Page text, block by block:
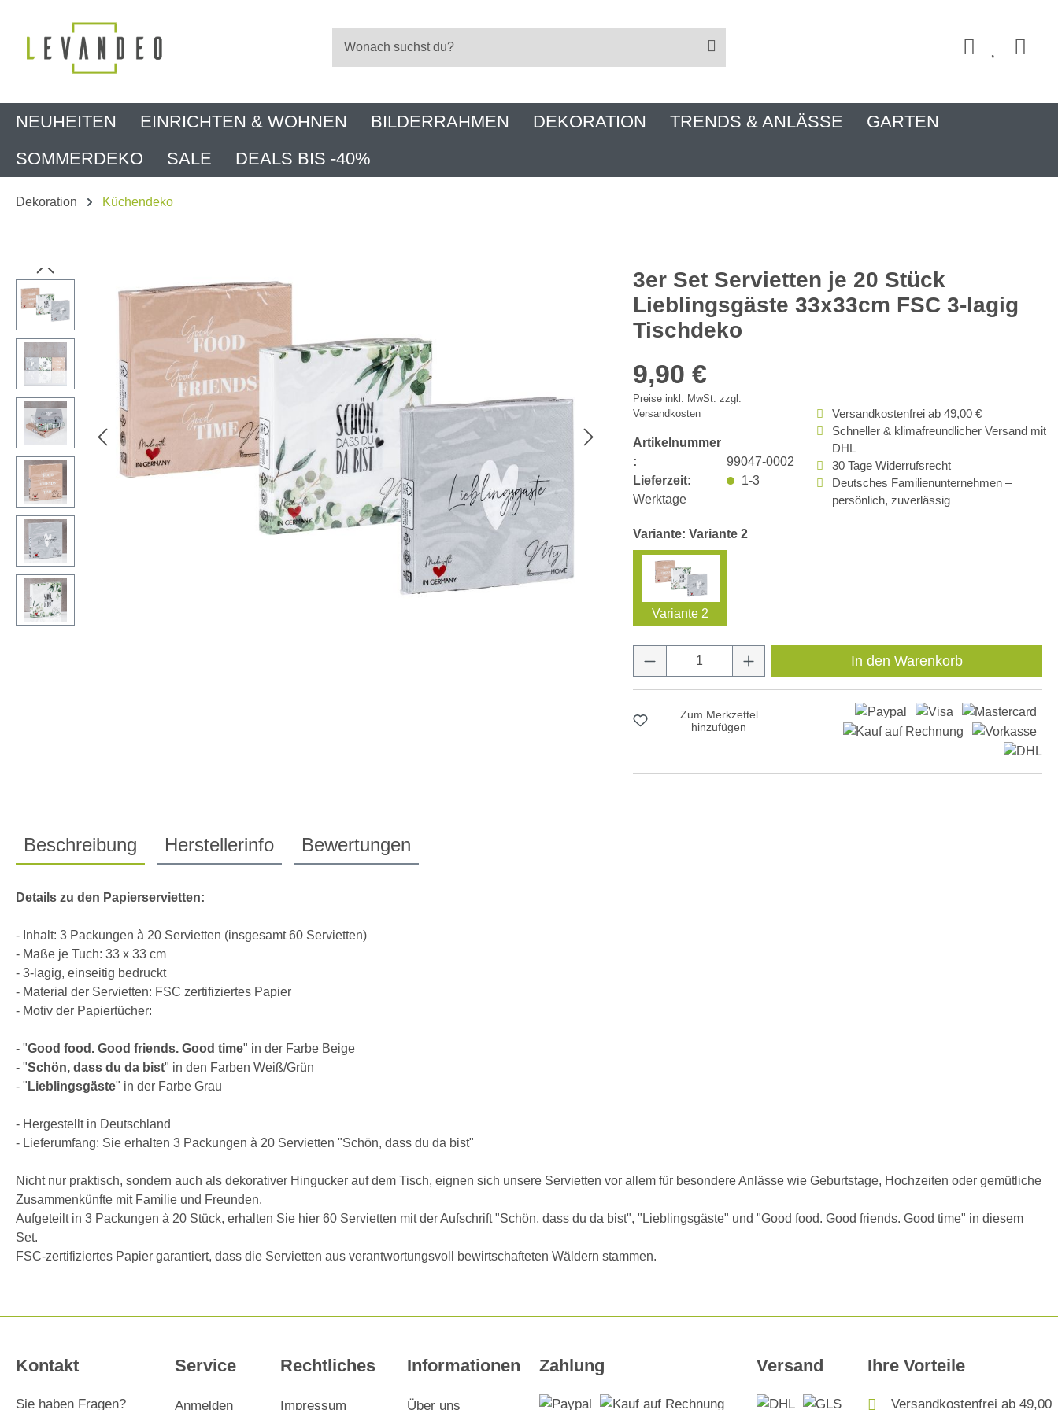
NEUHEITEN EINRICHTEN & WOHNEN BILDERRAHMEN DEKORATION TRENDS & ANLÄSSE
GARTEN
SOMMERDEKO
SALE DEALS BIS -40%
Dekoration Küchendeko
Bildergalerie überspringen
3er Set Servietten je 20 Stück
Lieblingsgäste 33x33cm FSC 3-lagig
Tischdeko
9,90 €
Preise inkl. MwSt. zzgl.
Versandkosten
Artikelnummer
:
99047-0002
Lieferzeit:
1-3
Werktage
Versandkostenfrei ab 49,00 €
Schneller & klimafreundlicher Versand mit
DHL
30 Tage Widerrufsrecht
Deutsches Familienunternehmen –
persönlich, zuverlässig
Variante: Variante 2
Variante 2
Produkt Anzahl: Gib den gewünschten Wert ein
In den Warenkorb
Zum Merkzettel
hinzufügen
Beschreibung Herstellerinfo Bewertungen
Details zu den Papierservietten:
- Inhalt: 3 Packungen à 20 Servietten (insgesamt 60 Servietten)
- Maße je Tuch: 33 x 33 cm
- 3-lagig, einseitig bedruckt
- Material der Servietten: FSC zertifiziertes Papier
- Motiv der Papiertücher:
- "Good food. Good friends. Good time" in der Farbe Beige
- "Schön, dass du da bist" in den Farben Weiß/Grün
- " Lieblingsgäste" in der Farbe Grau
- Hergestellt in Deutschland
- Lieferumfang: Sie erhalten 3 Packungen à 20 Servietten "Schön, dass du da bist"
Nicht nur praktisch, sondern auch als dekorativer Hingucker auf dem Tisch, eignen sich unsere Servietten vor allem für besondere Anlässe wie Geburtstage, Hochzeiten oder gemütliche
Zusammenkünfte mit Familie und Freunden.
Aufgeteilt in 3 Packungen à 20 Stück, erhalten Sie hier 60 Servietten mit der Aufschrift "Schön, dass du da bist", "Lieblingsgäste" und "Good food. Good friends. Good time" in diesem
Set.
FSC-zertifiziertes Papier garantiert, dass die Servietten aus verantwortungsvoll bewirtschafteten Wäldern stammen.
Kontakt
Sie haben Fragen?
Service
Anmelden
Rechtliches
Impressum
Informationen
Über uns
Zahlung Versand Ihre Vorteile
Versandkostenfrei ab 49,00